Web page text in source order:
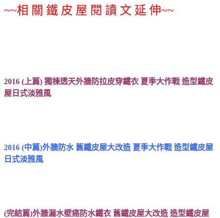
~~相 關 鐵 皮 屋 閱 讀 文 延 伸~~
2016 (上篇) 獨棟透天外牆防拉皮穿鐵衣 夏季大作戰 造型鐵皮
屋日式淡雅風
2016 (中篇)外牆防水 舊鐵皮屋大改造 夏季大作戰 造型鐵皮屋
日式淡雅風
(完結篇)外牆漏水壁癌防水鐵衣 舊鐵皮屋大改造 造型鐵皮屋